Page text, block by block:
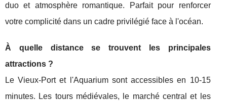
duo et atmosphère romantique. Parfait pour renforcer
votre complicité dans un cadre privilégié face à l'océan.
À quelle distance se trouvent les principales
attractions ?
Le Vieux-Port et l'Aquarium sont accessibles en 10-15
minutes. Les tours médiévales, le marché central et les